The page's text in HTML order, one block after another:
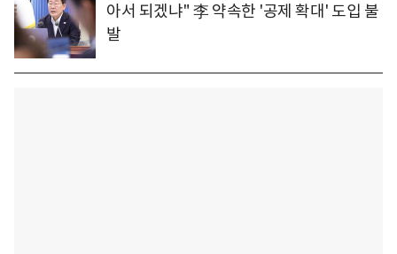
아서 되겠냐" 李 약속한 '공제 확대' 도입 불
발